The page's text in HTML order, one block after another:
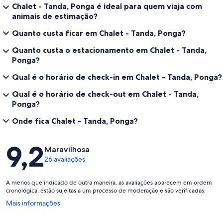
Chalet - Tanda, Ponga é ideal para quem viaja com
animais de estimação?
Quanto custa ficar em Chalet - Tanda, Ponga?
Quanto custa o estacionamento em Chalet - Tanda,
Ponga?
Qual é o horário de check-in em Chalet - Tanda, Ponga?
Qual é o horário de check-out em Chalet - Tanda,
Ponga?
Onde fica Chalet - Tanda, Ponga?
Avaliações
9,2Maravilhosa
26 avaliações
A menos que indicado de outra maneira, as avaliações aparecem em ordem
cronológica, estão sujeitas a um processo de moderação e são verificadas.
Mais informações
Abre